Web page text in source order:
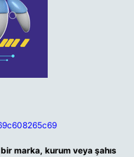
marka, kurum veya şahıs